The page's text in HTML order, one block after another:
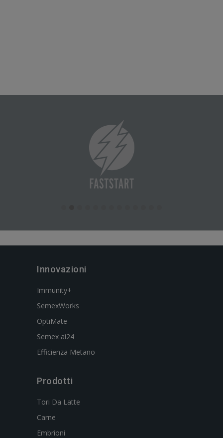
Innovazioni
Immunity+
SemexWorks
OptiMate
Semex ai24
Efficienza Metano
Prodotti
Tori Da Latte
Carne
Embrioni